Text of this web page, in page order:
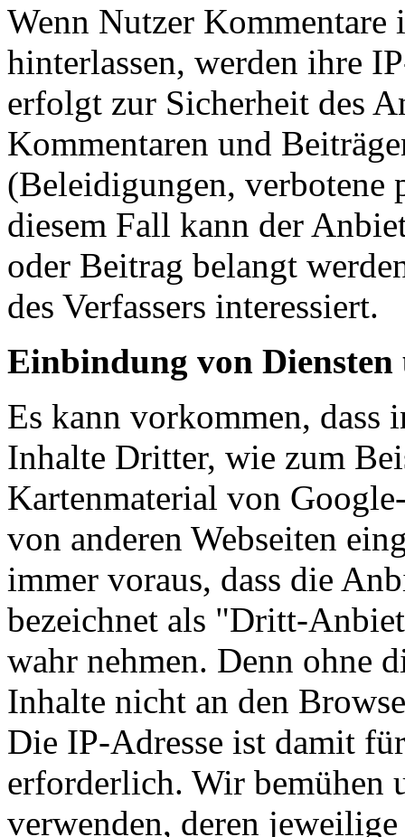
Wenn Nutzer
hinterlassen, werden ihre
erfolgt zur Sicherheit des
Kommentaren und
(Beleidigungen, verbotene
diesem Fall kann der
oder Beitrag belangt
des Verfassers interessiert.
Einbindung von
Es kann vorkommen, dass
Inhalte Dritter, wie zum
Kartenmaterial von
von anderen Webseiten
immer voraus, dass die
bezeichnet als "Dritt-
wahr nehmen. Denn ohne
Inhalte nicht an den
Die IP-Adresse ist damit
erforderlich. Wir bemühen
verwenden, deren